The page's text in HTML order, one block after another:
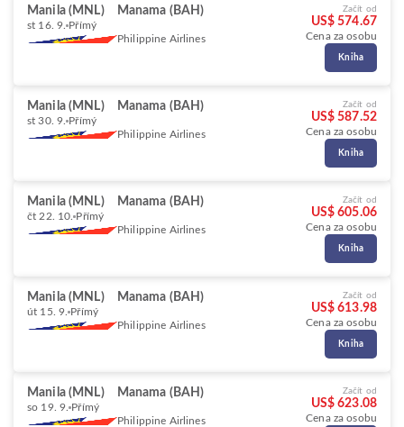
Manila (MNL) Manama (BAH)
st 16. 9. Přímý
Philippine Airlines
Začít od
US$ 574.67
Cena za osobu
Kniha
Manila (MNL) Manama (BAH)
st 30. 9. Přímý
Philippine Airlines
Začít od
US$ 587.52
Cena za osobu
Kniha
Manila (MNL) Manama (BAH)
čt 22. 10. Přímý
Philippine Airlines
Začít od
US$ 605.06
Cena za osobu
Kniha
Manila (MNL) Manama (BAH)
út 15. 9. Přímý
Philippine Airlines
Začít od
US$ 613.98
Cena za osobu
Kniha
Manila (MNL) Manama (BAH)
so 19. 9. Přímý
Philippine Airlines
Začít od
US$ 623.08
Cena za osobu